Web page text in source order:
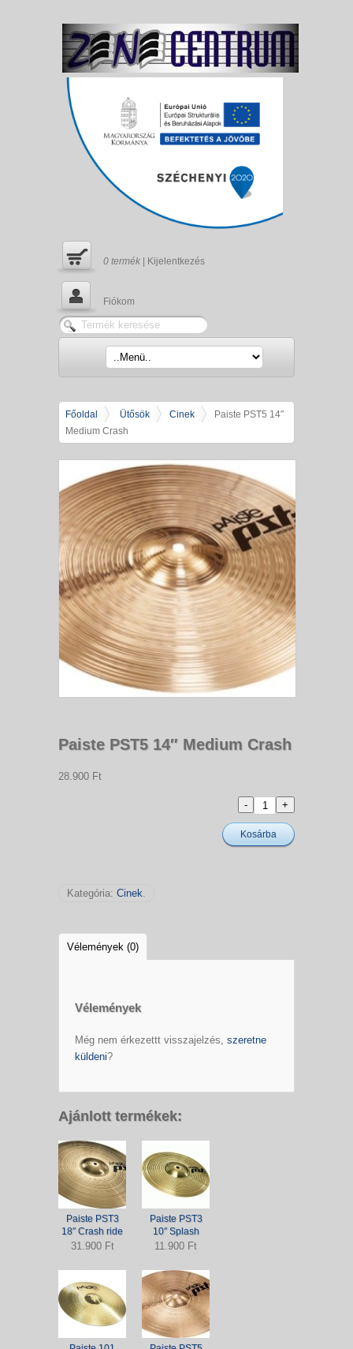
0 termék Kijelentkezés
Fiókom
Főoldal Ütősök Cinek
Paiste PST5 14″
Medium Crash
Paiste PST5 14″ Medium Crash
28.900 Ft
Kosárba
Kategória: Cinek
Vélemények (0)
Vélemények
Még nem érkezettt visszajelzés, szeretne
küldeni?
Ajánlott termékek:
Paiste PST3
18″ Crash ride
31.900 Ft
Paiste PST3
10″ Splash
11.900 Ft